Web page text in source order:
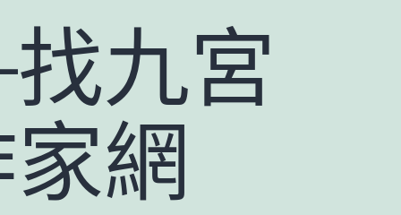
九宮
網